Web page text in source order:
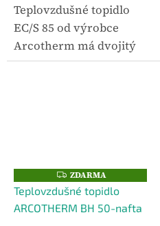
Teplovzdušné topidlo
EC/S 85 od výrobce
Arcotherm má dvojitý
výměník a spaliny se
Z
D
A
R
M
ZDARMA
Teplovzdušné topidlo
ARCOTHERM BH 50-nafta